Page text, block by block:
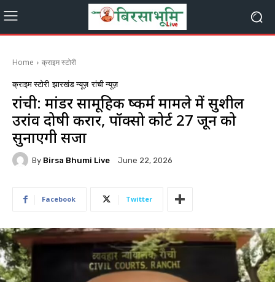
Home क्राइम स्टोरी
क्राइम स्टोरी झारखंड न्यूज़ रांची न्यूज़
रांची: मांडर सामूहिक दुष्कर्म मामले में सुशील
उरांव दोषी करार, पॉक्सो कोर्ट 27 जून को
सुनाएगी सजा
By Birsa Bhumi Live June 22, 2026
Facebook Twitter